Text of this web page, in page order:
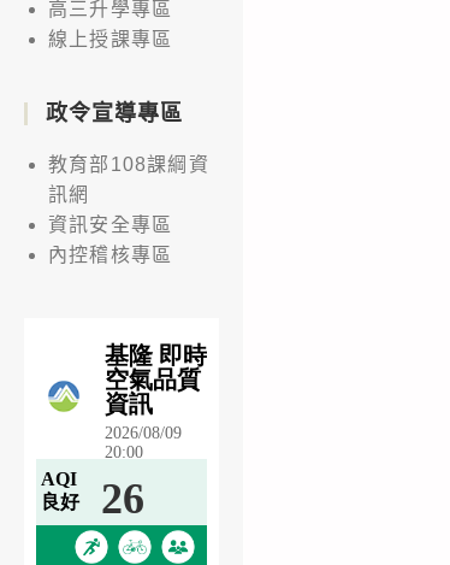
高三升學專區
線上授課專區
政令宣導專區
教育部108課綱資
訊網
資訊安全專區
內控稽核專區